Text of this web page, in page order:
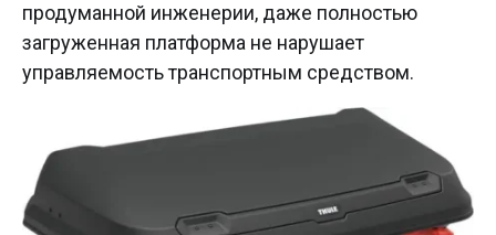
продуманной инженерии, даже полностью
загруженная платформа не нарушает
управляемость транспортным средством.